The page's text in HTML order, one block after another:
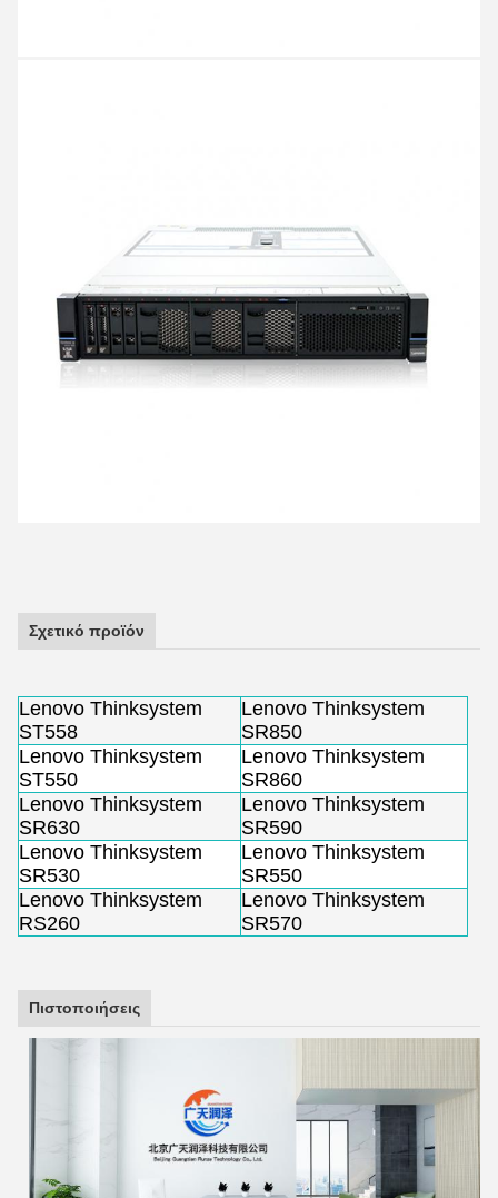
Σχετικό προϊόν
Lenovo Thinksystem
ST558
Lenovo Thinksystem
SR850
Lenovo Thinksystem
ST550
Lenovo Thinksystem
SR860
Lenovo Thinksystem
SR630
Lenovo Thinksystem
SR590
Lenovo Thinksystem
SR530
Lenovo Thinksystem
SR550
Lenovo Thinksystem
RS260
Lenovo Thinksystem
SR570
Πιστοποιήσεις